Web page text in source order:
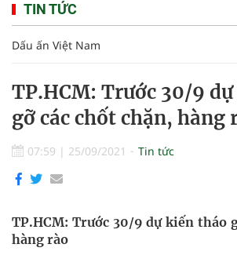
TIN TỨC
Dấu ấn Việt Nam
TP.HCM: Trước 30/9
gỡ các chốt chặn, hàng
07:59 | 25/09/2021 Tin tức
TP.HCM: Trước 30/9 dự kiến tháo
hàng rào